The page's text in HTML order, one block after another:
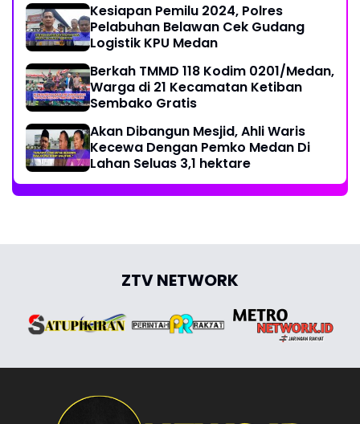
Kesiapan Pemilu 2024, Polres
Pelabuhan Belawan Cek Gudang
Logistik KPU Medan
Berkah TMMD 118 Kodim 0201/Medan,
Warga di 21 Kecamatan Ketiban
Sembako Gratis
Akan Dibangun Mesjid, Ahli Waris
Kecewa Dengan Pemko Medan Di
Lahan Seluas 3,1 hektare
ZTV NETWORK